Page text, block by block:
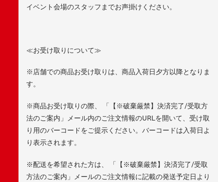
イベント会場のスタッフまでお声掛けください。
≪お受け取りについて≫
※店舗での商品お受け取りは、商品入荷日夕方以降となりま
す。
※商品お受け取りの際、 「【※破棄厳禁】決済完了/受取方
法のご案内」メール内のご注文情報のURLを開いて、受け取
り用のバーコードをご提示ください。バーコードは入荷日よ
り表示されます。
※配送を希望された方は、 「【※破棄厳禁】決済完了/受取
方法のご案内」メールのご注文情報に記載の発送予定日より